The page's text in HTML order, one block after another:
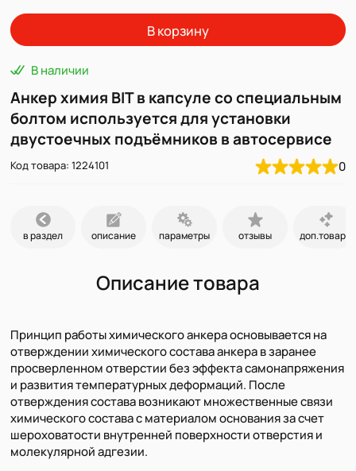
В корзину
В наличии
Анкер химия BIT в капсуле со специальным
болтом используется для установки
двустоечных подъёмников в автосервисе
Код товара: 1224101 0
в раздел описание параметры отзывы доп.товары
Описание товара
Принцип работы химического анкера основывается на
отверждении химического состава анкера в заранее
просверленном отверстии без эффекта самонапряжения
и развития температурных деформаций. После
отверждения состава возникают множественные связи
химического состава с материалом основания за счет
шероховатости внутренней поверхности отверстия и
молекулярной адгезии.